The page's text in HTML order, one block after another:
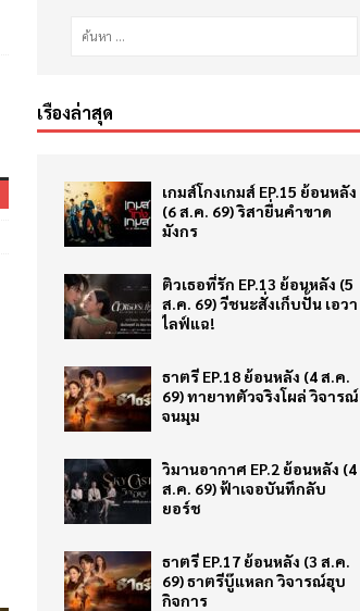
เรื่องล่าสุด
เกมส์โกงเกมส์ EP.15 ย้อนหลัง
(6 ส.ค. 69) ริสายื่นคำขาด
มังกร
ติวเธอที่รัก EP.13 ย้อนหลัง (5
ส.ค. 69) วีชนะสั่งเก็บปั้น เอวา
ไลฟ์แฉ!
ธาตรี EP.18 ย้อนหลัง (4 ส.ค.
69) ทายาทตัวจริงโผล่ วิจารณ์
จนมุม
วิมานอากาศ EP.2 ย้อนหลัง (4
ส.ค. 69) ฟ้าเจอบันทึกลับ
ยอร์ช
ธาตรี EP.17 ย้อนหลัง (3 ส.ค.
69) ธาตรีบู๊แหลก วิจารณ์ฮุบ
กิจการ